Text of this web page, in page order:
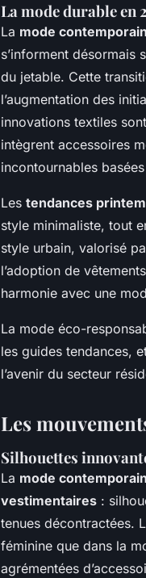
La mode durable en
La mode
s’informent désormais
du jetable. Cette
l’augmentation des
innovations textiles
intègrent accessoires
incontournables
Les tendances
style minimaliste, tout
style urbain, valorisé
l’adoption de
harmonie avec une
La mode éco-
les guides tendances,
l’avenir du secteur
Les
Silhouettes
La mode
vestimentaires :
tenues décontractées.
féminine que dans la
agrémentées